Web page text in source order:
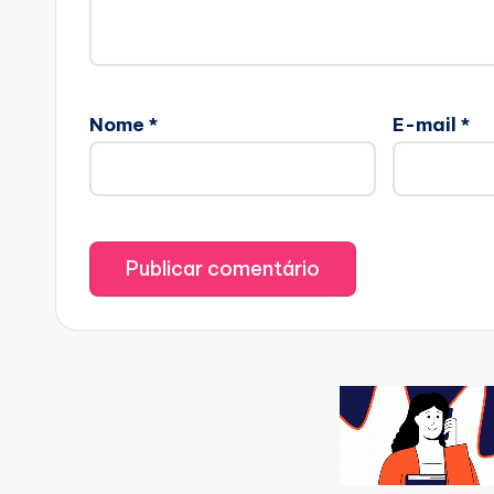
Nome * E-mail *